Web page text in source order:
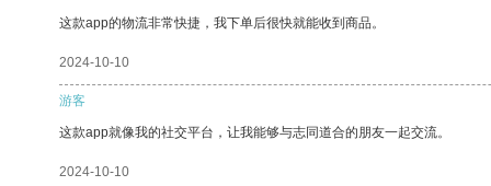
这款app的物流非常快捷，我下单后很快就能收到商品。
2024-10-10
游客
这款app就像我的社交平台，让我能够与志同道合的朋友一起交流。
2024-10-10